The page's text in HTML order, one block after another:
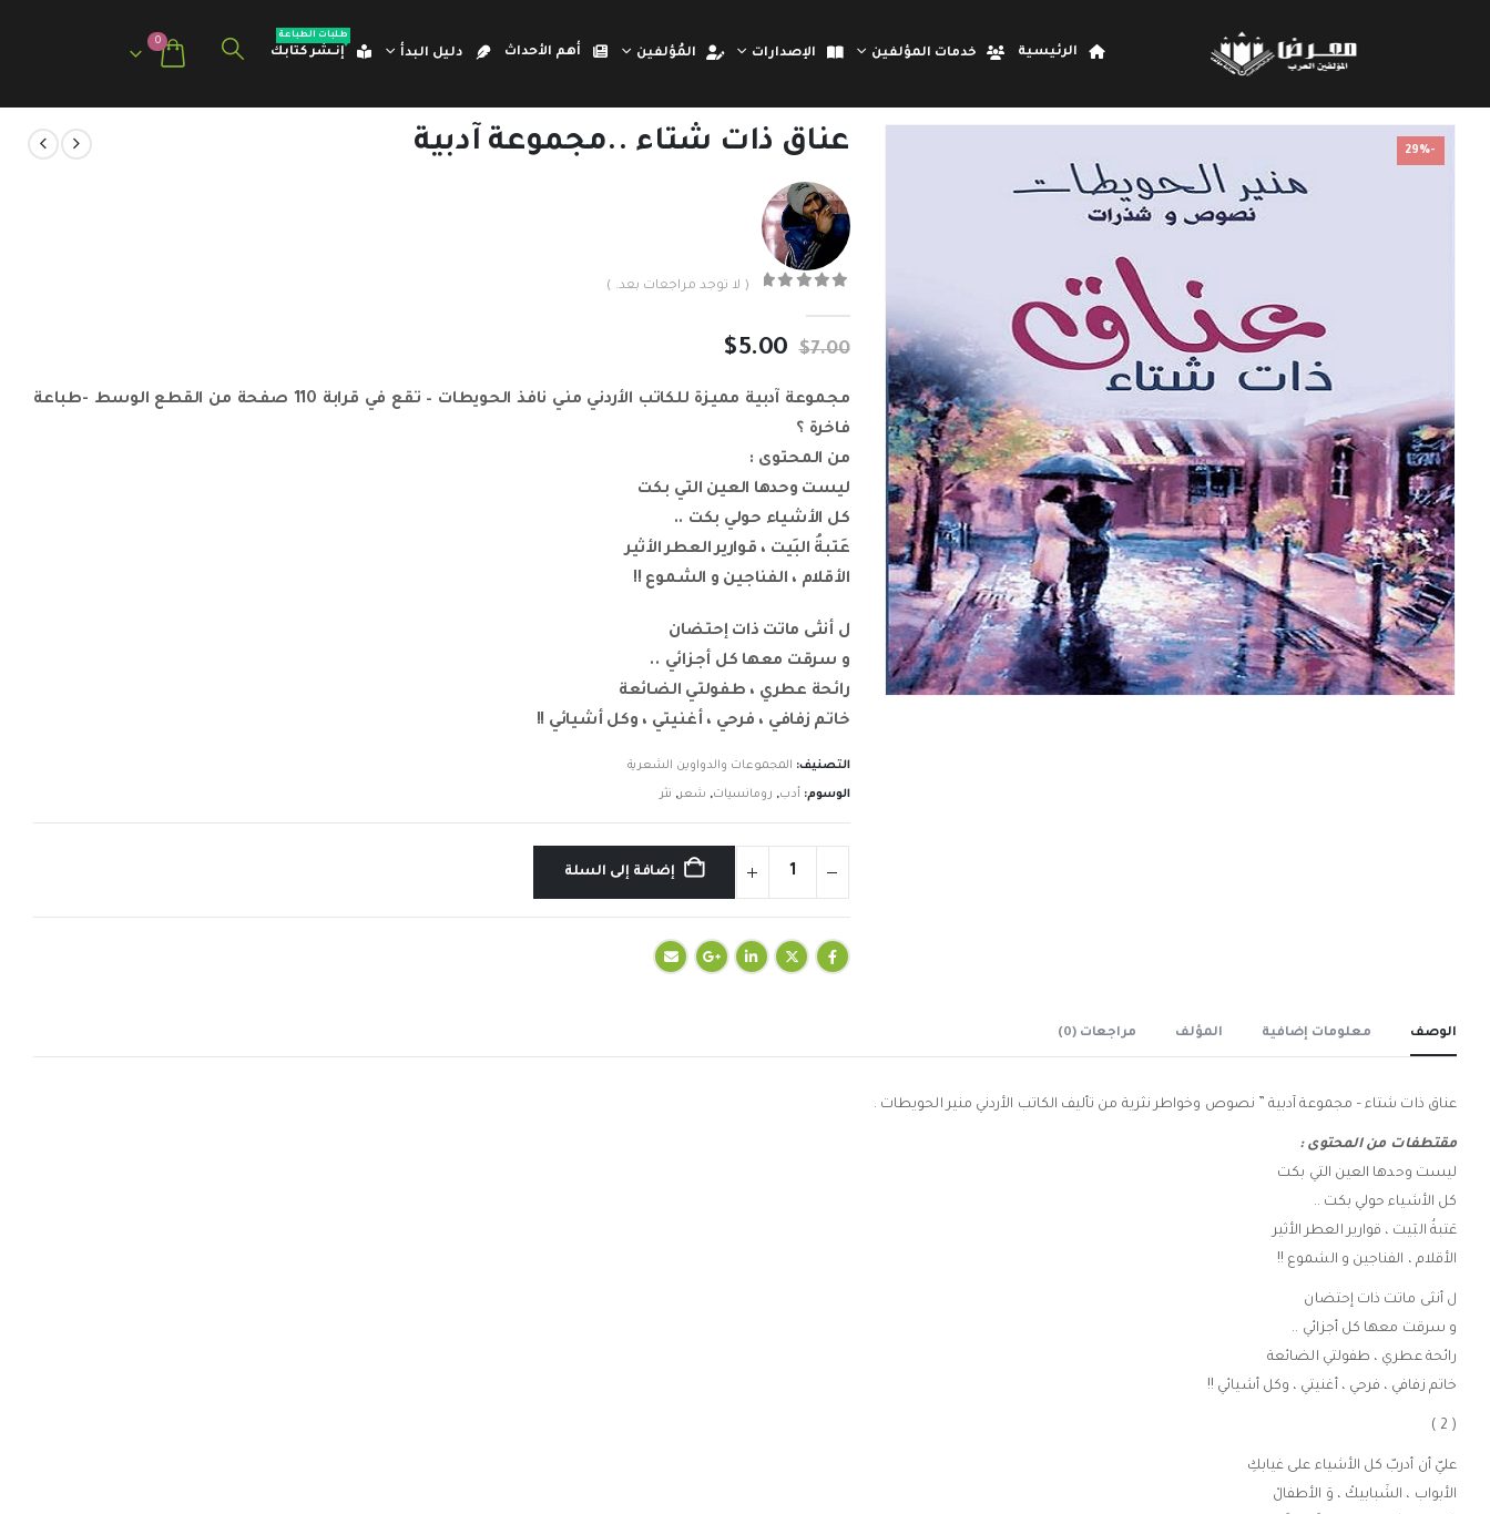
الرئيسية خدمات المؤلفين الإصدارات المُؤلفين أهم الأحداث دليل البدأ إنـشر كتابك
طلبات الطباعة 0
-29% عناق ذات شتاء ..مجموعة آدبية
( لا توجد مراجعات بعد. )
$7.00
السعر
هو:
$5.00
هو:
مجموعة آدبية مميزة للكاتب الأردني مني نافذ الحويطات – تقع في قرابة 110 صفحة من القطع الوسط -طباعة
فاخرة ؟
من المحتوى :
ليست وحدها العين التي بكت
كل الأشياء حولي بكت ..
عَتبةُ البَيت ، قوارير العطر الأثير
الأقلام ، الفناجين و الشموع !!
ل أنثى ماتت ذات إحتضان
و سرقت معها كل أجزائي ..
رائحة عطري ، طفولتي الضائعة
خاتم زفافي ، فرحي ، أغنيتي ، وكل أشيائي !!
التصنيف: المجموعات والدواوين الشعرية
الوسوم: أدب, رومانسيات, شعر, نثر
إضافة إلى السلة
الوصف معلومات إضافية المؤلف مراجعات (0)
عناق ذات شتاء – مجموعة آدبية ” نصوص وخواطر نثرية من تأليف الكاتب الأردني منير الحويطات .
مقتطفات من المحتوى :
ليست وحدها العين التي بكت
كل الأشياء حولي بكت ..
عَتبةُ البَيت ، قوارير العطر الأثير
الأقلام ، الفناجين و الشموع !!
ل أنثى ماتت ذات إحتضان
و سرقت معها كل أجزائي ..
رائحة عطري ، طفولتي الضائعة
خاتم زفافي ، فرحي ، أغنيتي ، وكل أشيائي !!
( 2 )
عليّ أن أدربّ كل الأشياء على غيابكِ
الأبواب ، الشَبابيكْ ، وَ الأطفالْ